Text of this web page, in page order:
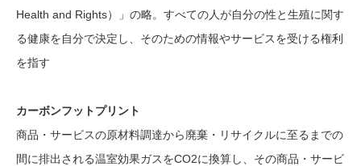
Health and Rights）」の略。すべての人が自分の性と生殖に関す
る健康を自分で決定し、そのための情報やサービスを受ける権利
を指す
カーボンフットプリント
商品・サービスの原材料調達から廃棄・リサイクルに至るまでの
間に排出される温室効果ガスをCO2に換算し、その商品・サービ